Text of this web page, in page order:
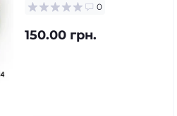
0
150.00 грн.